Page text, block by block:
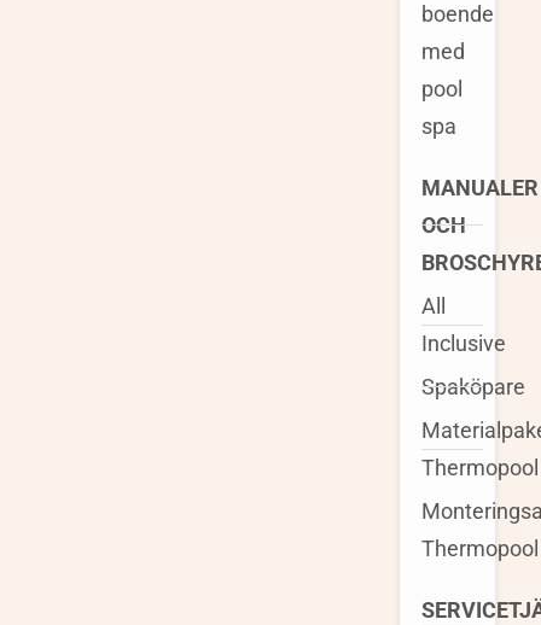
boende
med
pool
spa
MANUALER
OCH
All
Inclusive
Spaköpare
Thermopool
Thermopool